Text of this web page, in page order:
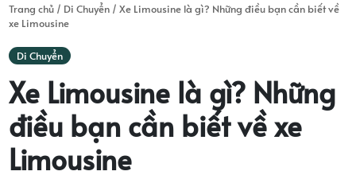
Trang chủ/ Di Chuyển/ Xe Limousine là gì? Những điều bạn cần biết về
xe Limousine
Di Chuyển
Xe Limousine là gì? Những
điều bạn cần biết về xe
Limousine